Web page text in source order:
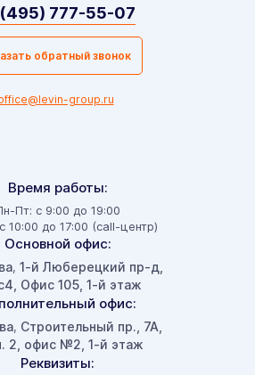
Время работы:
Пт: с 9:00 до 19:00
10:00 до 17:00 (call-центр)
Основной офис:
, 1-й Люберецкий пр-д,
Офис 105, 1-й этаж
офис:
, Строительный пр., 7А,
2, офис №2, 1-й этаж
Реквизиты:
777-55-07
обратный звонок
group.ru